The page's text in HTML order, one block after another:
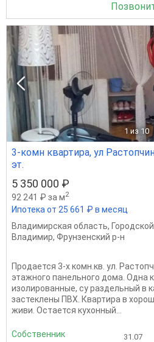
1 из 10
3-комн квартира, ул
эт.
5 350 000 ₽
92 241 ₽ за м2
Ипотека от 25 661 ₽ в месяц
Владимирская область,
Владимир, Фрунзенский р-н
Продается 3-х комн.кв. ул.
этажного панельного дома. Одна
изолированные, су раздельный в
застеклены ПВХ. Квартира в
живи. Остается кухонный...
Собственник 31.07